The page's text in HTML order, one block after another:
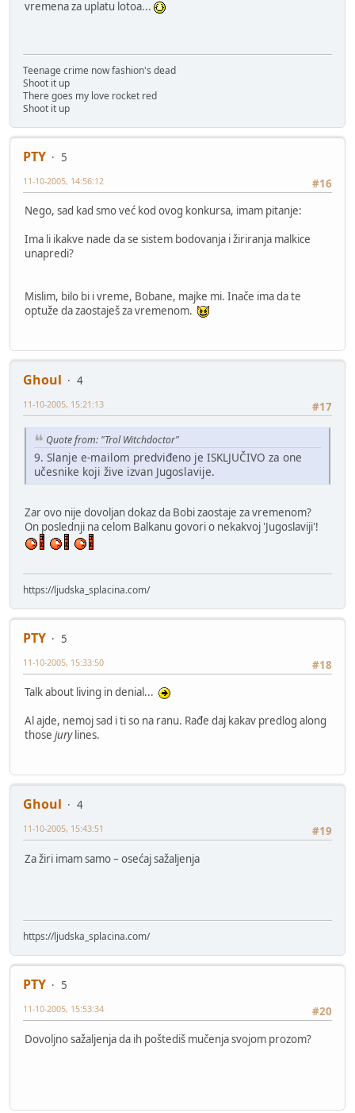
vremena za uplatu lotoa...
Teenage crime now fashion's dead
Shoot it up
There goes my love rocket red
Shoot it up
PTY
5
#16
11-10-2005, 14:56:12
Nego, sad kad smo već kod ovog konkursa, imam pitanje:
Ima li ikakve nade da se sistem bodovanja i žiriranja malkice
unapredi?
Mislim, bilo bi i vreme, Bobane, majke mi. Inače ima da te
optuže da zaostaješ za vremenom.
Ghoul
4
#17
11-10-2005, 15:21:13
Quote from: "Trol Witchdoctor"
9. Slanje e-mailom predviđeno je ISKLJUČIVO za one
učesnike koji žive izvan Jugoslavije.
Zar ovo nije dovoljan dokaz da Bobi zaostaje za vremenom?
On poslednji na celom Balkanu govori o nekakvoj 'Jugoslaviji'!
https://ljudska_splacina.com/
PTY
5
#18
11-10-2005, 15:33:50
Talk about living in denial...
Al ajde, nemoj sad i ti so na ranu. Rađe daj kakav predlog along
those jurylines.
Ghoul
4
#19
11-10-2005, 15:43:51
Za žiri imam samo – osećaj sažaljenja
https://ljudska_splacina.com/
PTY
5
#20
11-10-2005, 15:53:34
Dovoljno sažaljenja da ih poštediš mučenja svojom prozom?